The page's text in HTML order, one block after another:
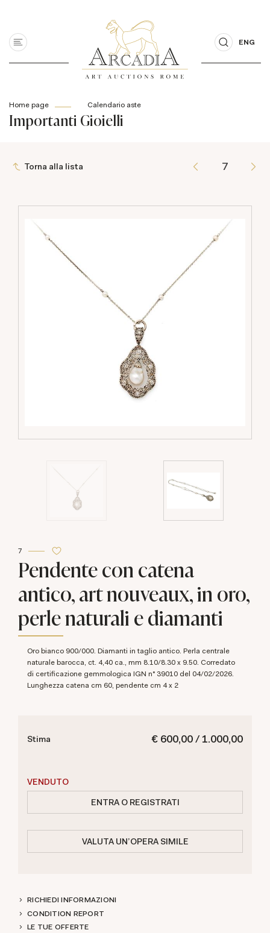
ENG
Home page Calendario aste
Importanti Gioielli
Torna alla lista
7
Pendente con catena
antico, art nouveaux, in oro,
perle naturali e diamanti
Oro bianco 900/000. Diamanti in taglio antico. Perla centrale
naturale barocca, ct. 4,40 ca., mm 8.10/8.30 x 9.50. Corredato
di certificazione gemmologica IGN n° 39010 del 04/02/2026.
Lunghezza catena cm 60, pendente cm 4 x 2
€ 600,00 / 1.000,00
Stima
VENDUTO
ENTRA O REGISTRATI
VALUTA UN'OPERA SIMILE
RICHIEDI INFORMAZIONI
CONDITION REPORT
LE TUE OFFERTE